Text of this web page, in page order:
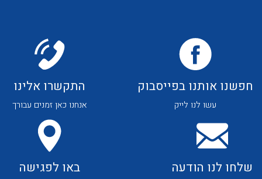
חפשנו אותנו בפייסבוק
עשו לנו לייק
התקשרו אלינו
אנחנו כאן זמנים עבורך
שלחו לנו הודעה באו לפגישה